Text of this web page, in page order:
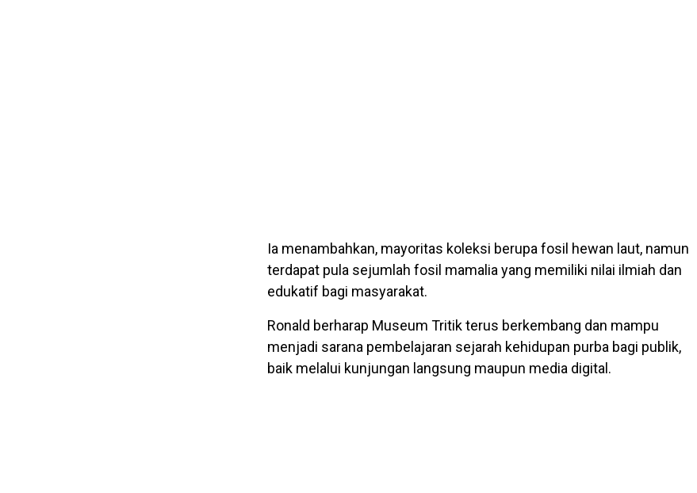
Ia menambahkan, mayoritas koleksi berupa fosil hewan laut, namun
terdapat pula sejumlah fosil mamalia yang memiliki nilai ilmiah dan
edukatif bagi masyarakat.
Ronald berharap Museum Tritik terus berkembang dan mampu
menjadi sarana pembelajaran sejarah kehidupan purba bagi publik,
baik melalui kunjungan langsung maupun media digital.